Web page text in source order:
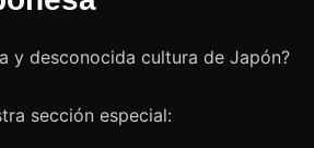
y desconocida cultura de Japón?
sección especial: